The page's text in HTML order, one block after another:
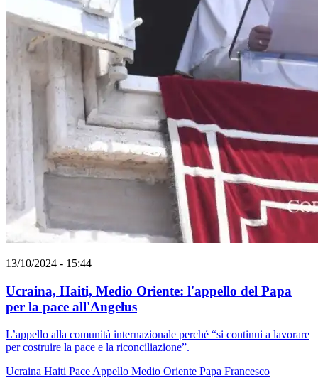
13/10/2024 - 15:44
Ucraina, Haiti, Medio Oriente: l'appello del Papa
per la pace all'Angelus
L’appello alla comunità internazionale perché “si continui a lavorare
per costruire la pace e la riconciliazione”.
Ucraina Haiti Pace Appello Medio Oriente Papa Francesco